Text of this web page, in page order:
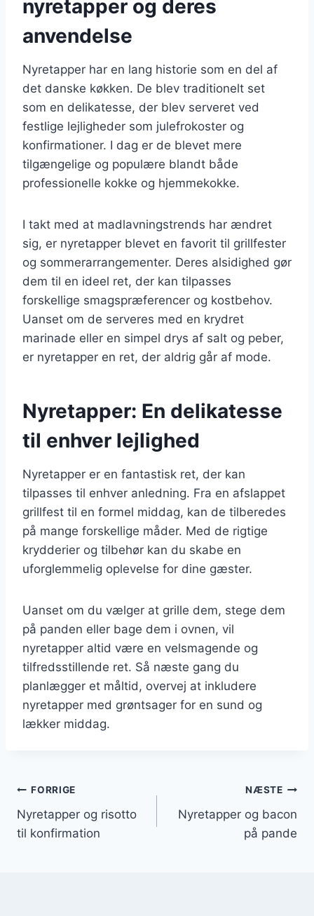
nyretapper og deres
anvendelse
Nyretapper har en lang historie som en del af
det danske køkken. De blev traditionelt set
som en delikatesse, der blev serveret ved
festlige lejligheder som julefrokoster og
konfirmationer. I dag er de blevet mere
tilgængelige og populære blandt både
professionelle kokke og hjemmekokke.
I takt med at madlavningstrends har ændret
sig, er nyretapper blevet en favorit til grillfester
og sommerarrangementer. Deres alsidighed gør
dem til en ideel ret, der kan tilpasses
forskellige smagspræferencer og kostbehov.
Uanset om de serveres med en krydret
marinade eller en simpel drys af salt og peber,
er nyretapper en ret, der aldrig går af mode.
Nyretapper: En delikatesse
til enhver lejlighed
Nyretapper er en fantastisk ret, der kan
tilpasses til enhver anledning. Fra en afslappet
grillfest til en formel middag, kan de tilberedes
på mange forskellige måder. Med de rigtige
krydderier og tilbehør kan du skabe en
uforglemmelig oplevelse for dine gæster.
Uanset om du vælger at grille dem, stege dem
på panden eller bage dem i ovnen, vil
nyretapper altid være en velsmagende og
tilfredsstillende ret. Så næste gang du
planlægger et måltid, overvej at inkludere
nyretapper med grøntsager for en sund og
lækker middag.
Indlægsnavigation
FORRIGE
Nyretapper og risotto
til konfirmation
NÆSTE
Nyretapper og bacon
på pande